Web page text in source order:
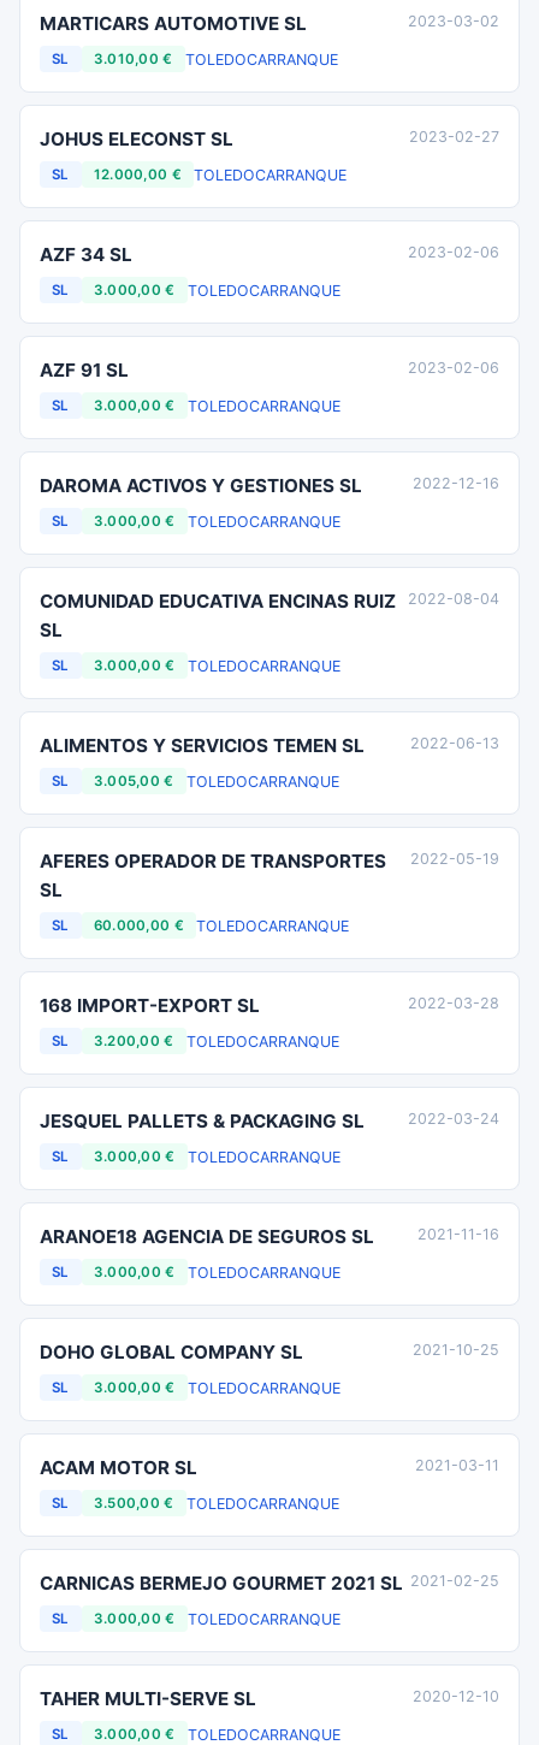
MARTICARS AUTOMOTIVE SL
SL 3.010,00 € TOLEDOCARRANQUE
2023-03-02
JOHUS ELECONST SL
SL 12.000,00 € TOLEDOCARRANQUE
2023-02-27
AZF 34 SL
SL 3.000,00 € TOLEDOCARRANQUE
2023-02-06
AZF 91 SL
SL 3.000,00 € TOLEDOCARRANQUE
2023-02-06
DAROMA ACTIVOS Y GESTIONES SL
SL 3.000,00 € TOLEDOCARRANQUE
2022-12-16
COMUNIDAD EDUCATIVA ENCINAS RUIZ
SL
SL 3.000,00 € TOLEDOCARRANQUE
2022-08-04
ALIMENTOS Y SERVICIOS TEMEN SL
SL 3.005,00 € TOLEDOCARRANQUE
2022-06-13
AFERES OPERADOR DE TRANSPORTES
SL
SL 60.000,00 € TOLEDOCARRANQUE
2022-05-19
168 IMPORT-EXPORT SL
SL 3.200,00 € TOLEDOCARRANQUE
2022-03-28
JESQUEL PALLETS & PACKAGING SL
SL 3.000,00 € TOLEDOCARRANQUE
2022-03-24
ARANOE18 AGENCIA DE SEGUROS SL
SL 3.000,00 € TOLEDOCARRANQUE
2021-11-16
DOHO GLOBAL COMPANY SL
SL 3.000,00 € TOLEDOCARRANQUE
2021-10-25
ACAM MOTOR SL
SL 3.500,00 € TOLEDOCARRANQUE
2021-03-11
CARNICAS BERMEJO GOURMET 2021 SL
SL 3.000,00 € TOLEDOCARRANQUE
2021-02-25
TAHER MULTI-SERVE SL
SL 3.000,00 € TOLEDOCARRANQUE
2020-12-10